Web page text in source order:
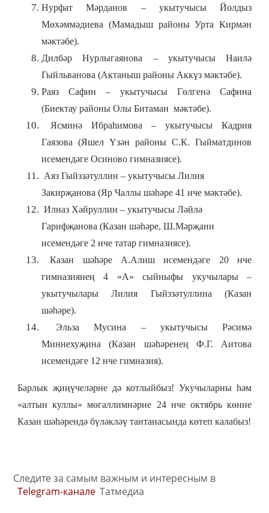
Нурфат Мәрданов – укытучысы Йолдыз
Мөхәммәдиева (Мамадыш районы Урта Кирмән
мәктәбе).
Дилбәр Нурлыгаянова – укытучысы Наилә
Гыйльванова (Актаныш районы Аккүз мәктәбе).
Раяз Сафин – укытучысы Гөлгенә Сафина
(Биектау районы Олы Битаман мәктәбе).
Ясминә Ибраһимова – укытучысы Кадрия
Гаязова (Яшел Үзән районы С.К. Гыйматдинов
исемендәге Осиново гимназиясе).
Аяз Гыйззәтуллин – укытучысы Лилия
Закирҗанова (Яр Чаллы шәһәре 41 нче мәктәбе).
Илназ Хәйруллин – укытучысы Ләйлә
Гарифҗанова (Казан шәһәре, Ш.Мәрҗани
исемендәге 2 нче татар гимназиясе).
Казан шәһәре А.Алиш исемендәге 20 нче
гимназиянең 4 «А» сыйныфы укучылары –
укытучылары Лилия Гыйззәтуллина (Казан
шәһәре).
Эльза Мусина – укытучысы Рәсимә
Миннехуҗина (Казан шәһәренең Ф.Г. Аитова
исемендәге 12 нче гимназия).
Барлык җиңүчеләрне дә котлыйбыз! Укучыларны һәм
«алтын куллы» мөгаллимнәрне 24 нче октябрь көнне
Казан шәһәрендә бүләкләү тантанасында көтеп калабыз!
Следите за самым важным и интересным в
Telegram-канале Татмедиа